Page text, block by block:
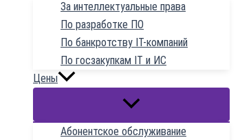
За интеллектуальные права
По разработке ПО
По банкротству IT-компаний
По госзакупкам IT и ИС
Цены
Абонентское обслуживание